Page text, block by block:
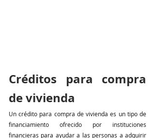
Créditos para compra
de vivienda
Un crédito para compra de vivienda es un tipo de
financiamiento ofrecido por instituciones
financieras para ayudar a las personas a adquirir